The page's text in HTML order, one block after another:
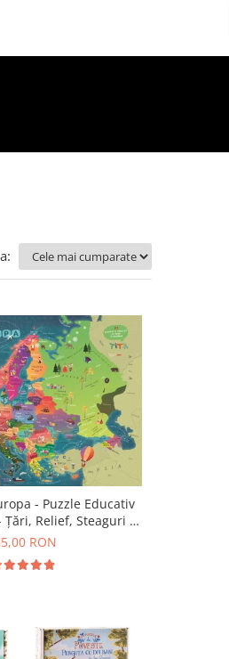
- Puzzle Educativ
Relief, Steaguri și
Turistice
RON